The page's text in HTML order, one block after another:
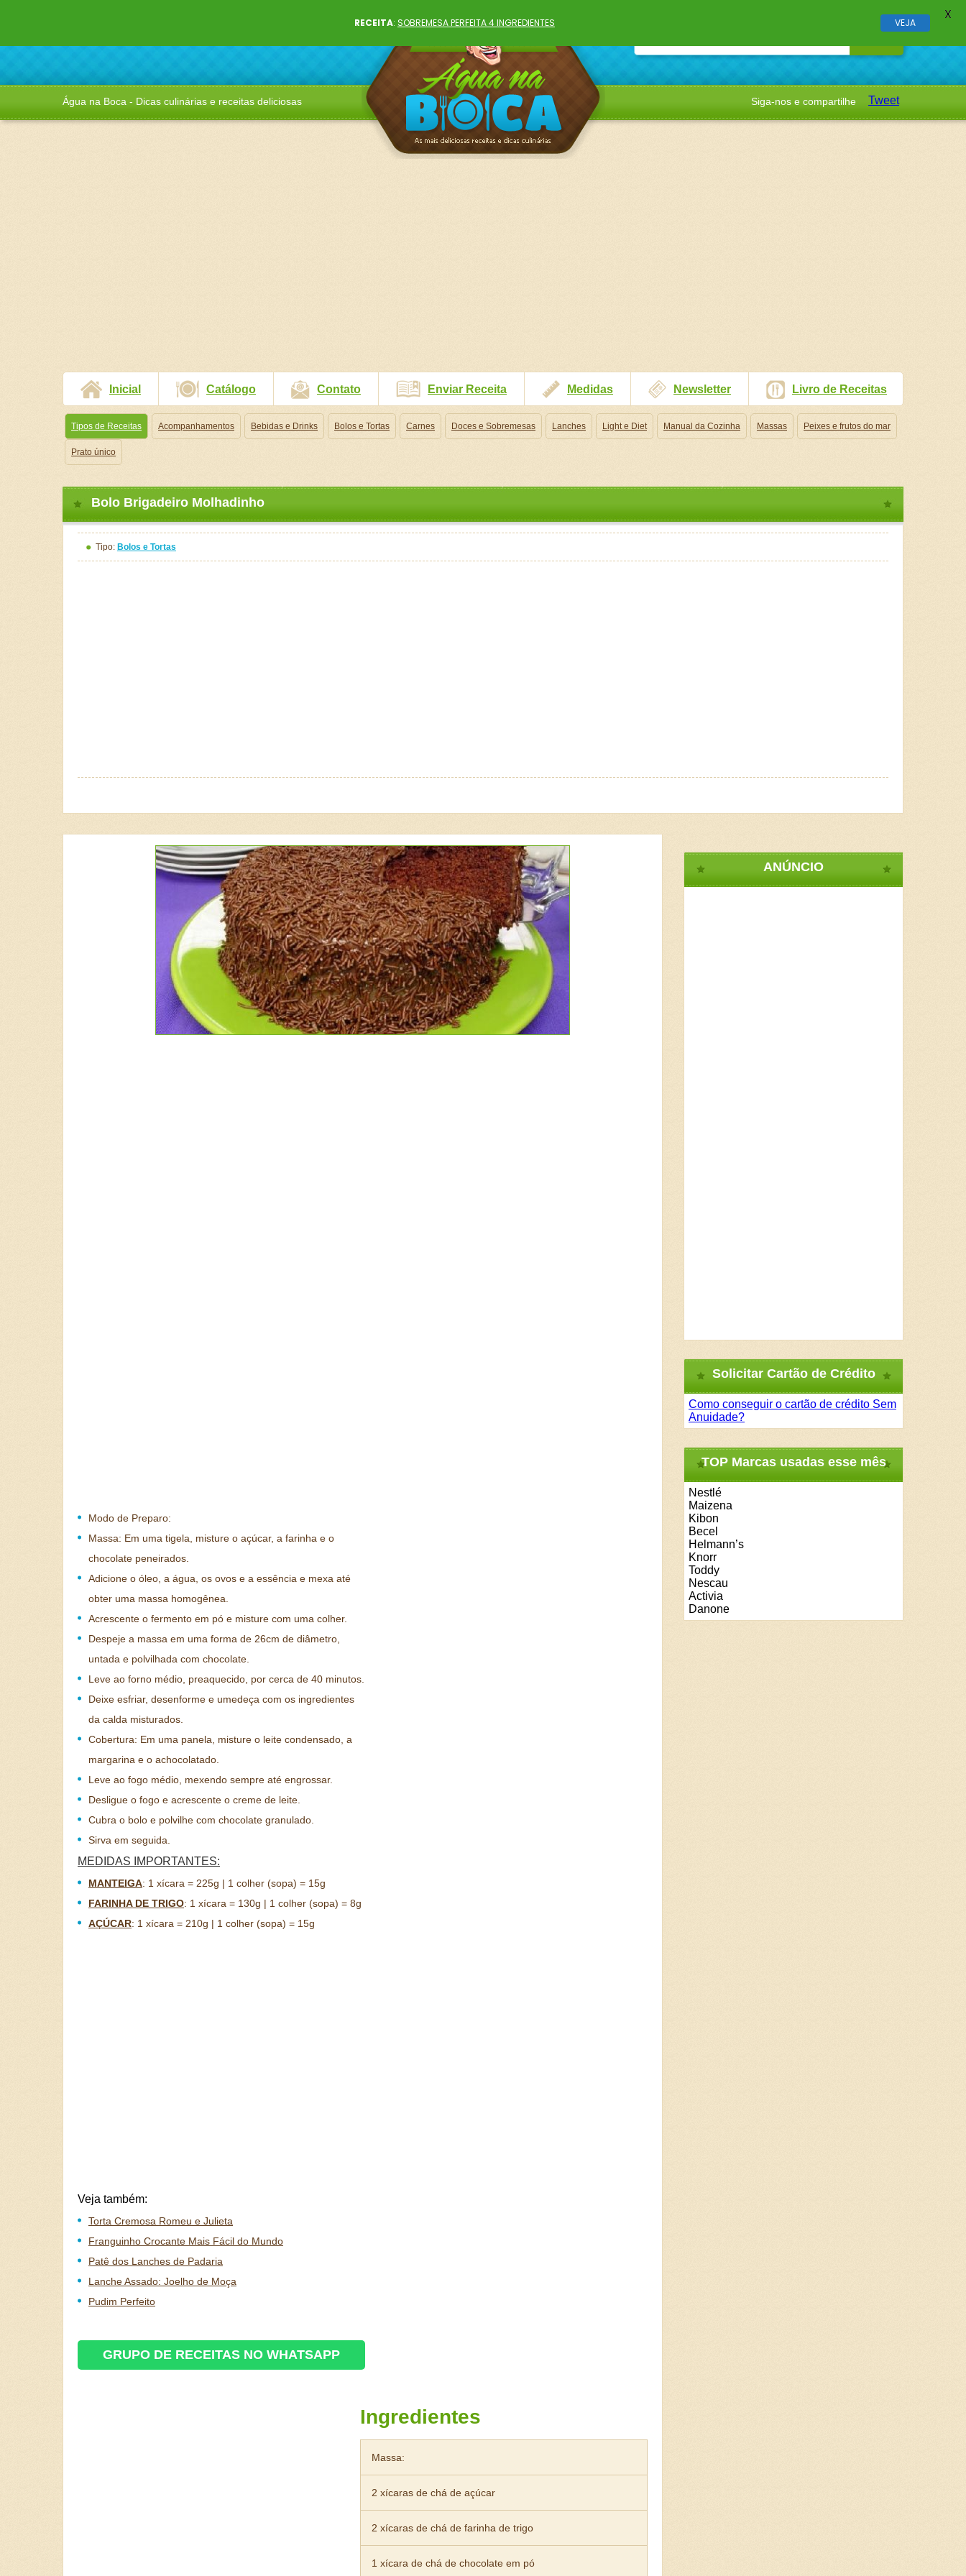
Água na Boca - Dicas culinárias e receitas deliciosas Siga-nos e compartilhe Tweet
Inicial Catálogo Contato Enviar Receita Medidas Newsletter Livro de Receitas
Tipos de Receitas Acompanhamentos Bebidas e Drinks Bolos e Tortas Carnes Doces e Sobremesas Lanches Light e Diet Manual da Cozinha Massas Peixes e frutos do mar
Prato único
Bolo Brigadeiro Molhadinho
Tipo: Bolos e Tortas
Modo de Preparo:
Massa: Em uma tigela, misture o açúcar, a farinha e o
chocolate peneirados.
Adicione o óleo, a água, os ovos e a essência e mexa até
obter uma massa homogênea.
Acrescente o fermento em pó e misture com uma colher.
Despeje a massa em uma forma de 26cm de diâmetro,
untada e polvilhada com chocolate.
Leve ao forno médio, preaquecido, por cerca de 40 minutos.
Deixe esfriar, desenforme e umedeça com os ingredientes
da calda misturados.
Cobertura: Em uma panela, misture o leite condensado, a
margarina e o achocolatado.
Leve ao fogo médio, mexendo sempre até engrossar.
Desligue o fogo e acrescente o creme de leite.
Cubra o bolo e polvilhe com chocolate granulado.
Sirva em seguida.
MEDIDAS IMPORTANTES:
MANTEIGA: 1 xícara = 225g | 1 colher (sopa) = 15g
FARINHA DE TRIGO: 1 xícara = 130g | 1 colher (sopa) = 8g
AÇÚCAR: 1 xícara = 210g | 1 colher (sopa) = 15g
Veja também:
Torta Cremosa Romeu e Julieta
Franguinho Crocante Mais Fácil do Mundo
Patê dos Lanches de Padaria
Lanche Assado: Joelho de Moça
Pudim Perfeito
GRUPO DE RECEITAS NO WHATSAPP
Ingredientes
Massa:
2 xícaras de chá de açúcar
2 xícaras de chá de farinha de trigo
1 xícara de chá de chocolate em pó
ANÚNCIO
Solicitar Cartão de Crédito
Como conseguir o cartão de crédito Sem
Anuidade?
TOP Marcas usadas esse mês
Nestlé
Maizena
Kibon
Becel
Helmann’s
Knorr
Toddy
Nescau
Activia
Danone
RECEITA: SOBREMESA PERFEITA 4 INGREDIENTES VEJA
X